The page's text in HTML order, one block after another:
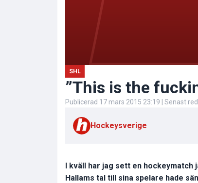
SHL
”This is the
Publicerad 17 mars 2015 23:19 | Senast
Hockeysverige
I kväll har jag sett en hockeymatch
Hallams tal till sina spelare hade